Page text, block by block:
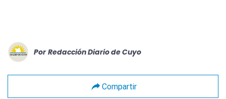
Por Redacción Diario de Cuyo
Compartir